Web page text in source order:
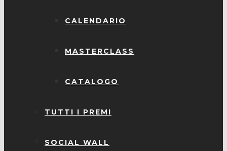
CALENDARIO
MASTERCLASS
CATALOGO
TUTTI I PREMI
SOCIAL WALL